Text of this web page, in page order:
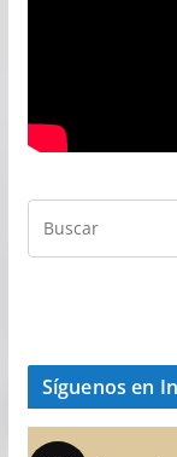
Síguenos en